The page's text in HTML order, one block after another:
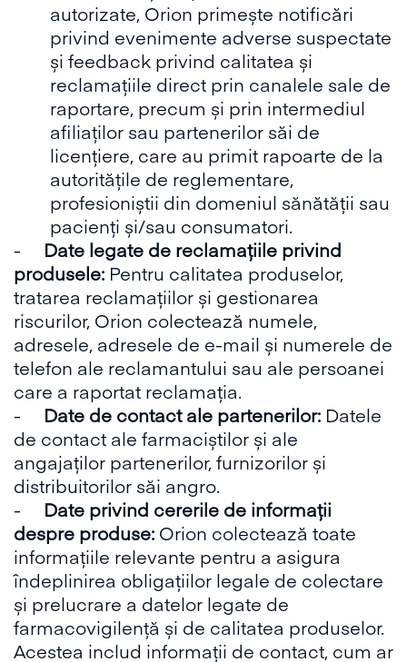
autorizate, Orion primește notificări
privind evenimente adverse suspectate
și feedback privind calitatea și
reclamațiile direct prin canalele sale de
raportare, precum și prin intermediul
afiliaților sau partenerilor săi de
licențiere, care au primit rapoarte de la
autoritățile de reglementare,
profesioniștii din domeniul sănătății sau
pacienți și/sau consumatori.
- Date legate de reclamațiile privind
produsele: Pentru calitatea produselor,
tratarea reclamațiilor și gestionarea
riscurilor, Orion colectează numele,
adresele, adresele de e-mail și numerele de
telefon ale reclamantului sau ale persoanei
care a raportat reclamația.
- Date de contact ale partenerilor: Datele
de contact ale farmaciștilor și ale
angajaților partenerilor, furnizorilor și
distribuitorilor săi angro.
- Date privind cererile de informații
despre produse: Orion colectează toate
informațiile relevante pentru a asigura
îndeplinirea obligațiilor legale de colectare
și prelucrare a datelor legate de
farmacovigilență și de calitatea produselor.
Acestea includ informații de contact, cum ar